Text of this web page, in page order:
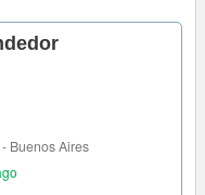
- Buenos Aires